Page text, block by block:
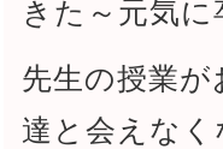
きた～元気
先生の授業
達と会えな